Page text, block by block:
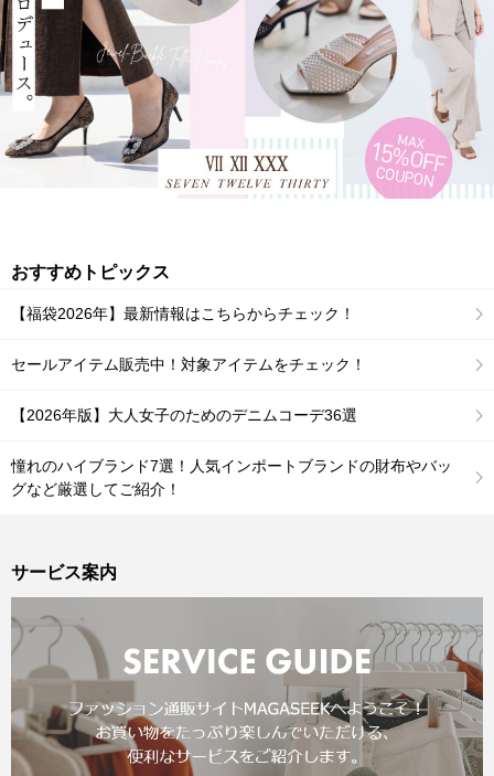
おすすめトピックス
【福袋2026年】最新情報はこちらからチェック！
セールアイテム販売中！対象アイテムをチェック！
【2026年版】大人女子のためのデニムコーデ36選
憧れのハイブランド7選！人気インポートブランドの財布やバッ
グなど厳選してご紹介！
サービス案内